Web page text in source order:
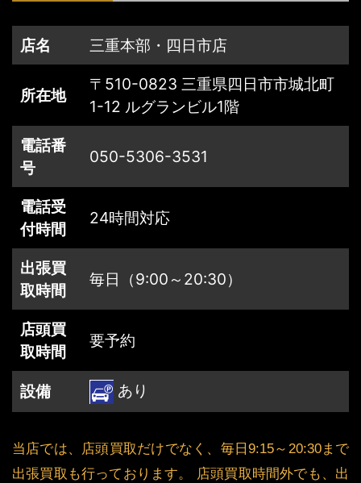
店名 三重本部・四日市店
所在地
〒510-0823 三重県四日市市城北町
1-12 ルグランビル1階
電話番
号
050-5306-3531
電話受
付時間
24時間対応
出張買
取時間
毎日（9:00～20:30）
店頭買
取時間
要予約
設備 あり
当店では、店頭買取だけでなく、毎日9:15～20:30まで
出張買取も行っております。 店頭買取時間外でも、出